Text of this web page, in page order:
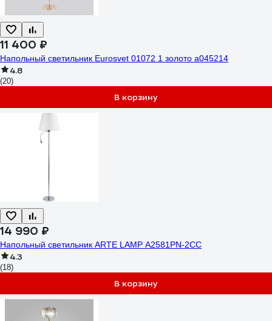
11 400 ₽
Напольный светильник Eurosvet 01072 1 золото a045214
4.8
(20)
В корзину
14 990 ₽
Напольный светильник ARTE LAMP A2581PN-2CC
4.3
(18)
В корзину